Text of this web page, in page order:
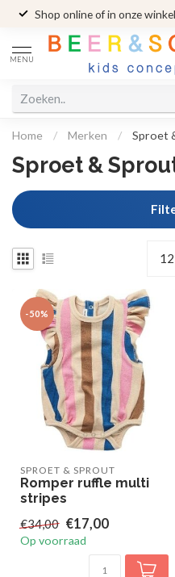
Shop online of in onze winkel
MENU
Home / Merken / Sproet
Sproet &
-50%
SPROET & SPROUT
Romper ruffle multi
stripes
€34,00 €17,00
Op voorraad